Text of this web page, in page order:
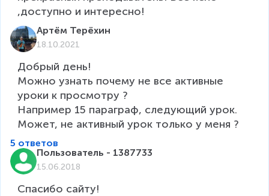
,доступно и интересно!
Артём Терёхин
18.10.2021
Добрый день!
Можно узнать почему не все активные
уроки к просмотру ?
Например 15 параграф, следующий урок.
Может, не активный урок только у меня ?
5 ответов
Пользователь - 1387733
15.06.2018
Спасибо сайту!